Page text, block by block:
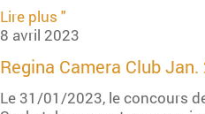
Lire plus "
8 avril 2023
Regina Camera Club
Le 31/01/2023, le concours